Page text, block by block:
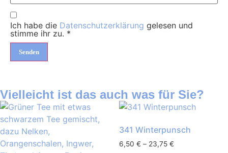
Ich habe die Datenschutzerklärung gelesen und
stimme ihr zu. *
Vielleicht ist das auch was für Sie?
341 Winterpunsch
6,50 € – 23,75 €